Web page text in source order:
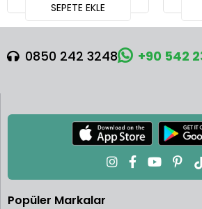
SEPETE EKLE
0850 242 3248 +90 542
Popüler Markalar